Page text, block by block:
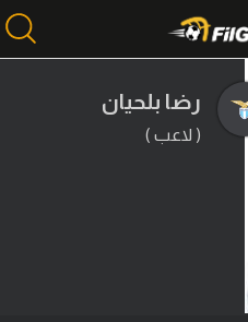
رضا بلحيان
( لاعب )